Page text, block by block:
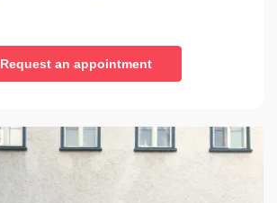
Request an appointment